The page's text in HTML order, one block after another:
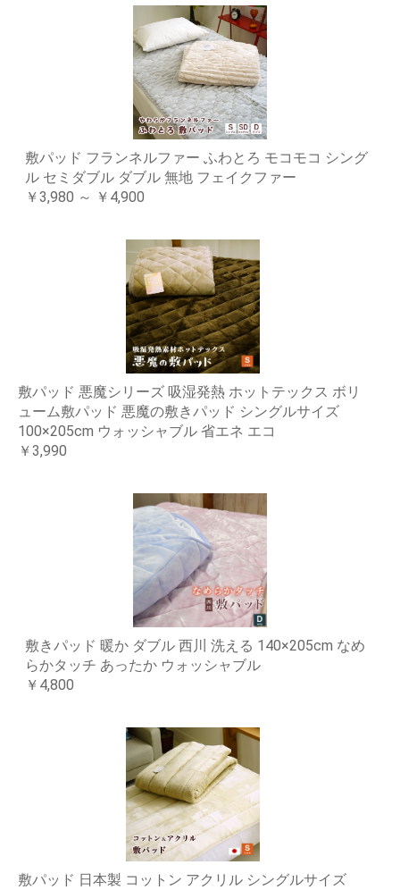
敷パッド フランネルファー ふわとろ モコモコ シング
ル セミダブル ダブル 無地 フェイクファー
￥3,980 ～ ￥4,900
敷パッド 悪魔シリーズ 吸湿発熱 ホットテックス ボリ
ューム敷パッド 悪魔の敷きパッド シングルサイズ
100×205cm ウォッシャブル 省エネ エコ
￥3,990
敷きパッド 暖か ダブル 西川 洗える 140×205cm なめ
らかタッチ あったか ウォッシャブル
￥4,800
敷パッド 日本製 コットン アクリル シングルサイズ